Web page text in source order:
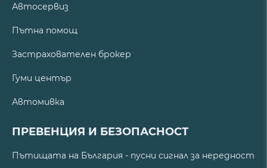
Автосервиз
Пътна помощ
Застрахователен брокер
Гуми център
Автомивка
ПРЕВЕНЦИЯ И БЕЗОПАСНОСТ
Пътищата на България - пусни сигнал за нередност